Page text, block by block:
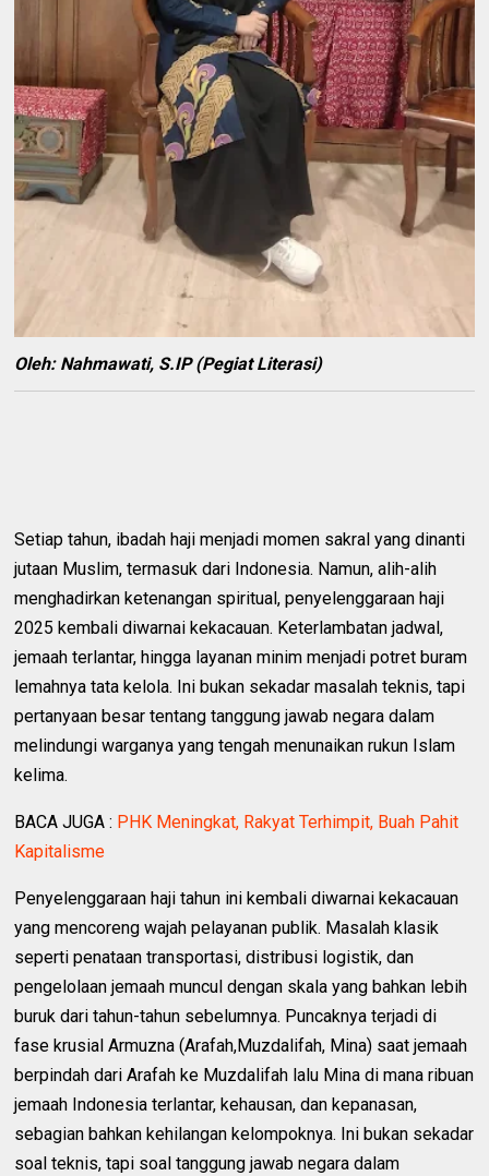
Oleh: Nahmawati, S.IP (Pegiat Literasi)
Setiap tahun, ibadah haji menjadi momen sakral yang dinanti
jutaan Muslim, termasuk dari Indonesia. Namun, alih-alih
menghadirkan ketenangan spiritual, penyelenggaraan haji
2025 kembali diwarnai kekacauan. Keterlambatan jadwal,
jemaah terlantar, hingga layanan minim menjadi potret buram
lemahnya tata kelola. Ini bukan sekadar masalah teknis, tapi
pertanyaan besar tentang tanggung jawab negara dalam
melindungi warganya yang tengah menunaikan rukun Islam
kelima.
BACA JUGA : PHK Meningkat, Rakyat Terhimpit, Buah Pahit
Kapitalisme
Penyelenggaraan haji tahun ini kembali diwarnai kekacauan
yang mencoreng wajah pelayanan publik. Masalah klasik
seperti penataan transportasi, distribusi logistik, dan
pengelolaan jemaah muncul dengan skala yang bahkan lebih
buruk dari tahun-tahun sebelumnya. Puncaknya terjadi di
fase krusial Armuzna (Arafah,Muzdalifah, Mina) saat jemaah
berpindah dari Arafah ke Muzdalifah lalu Mina di mana ribuan
jemaah Indonesia terlantar, kehausan, dan kepanasan,
sebagian bahkan kehilangan kelompoknya. Ini bukan sekadar
soal teknis, tapi soal tanggung jawab negara dalam